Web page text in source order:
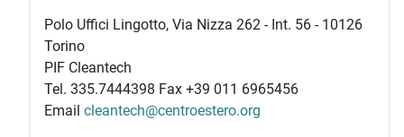
Polo Uffici Lingotto, Via Nizza 262 - Int. 56 - 10126
Torino
PIF Cleantech
Tel. 335.7444398 Fax +39 011 6965456
Email cleantech@centroestero.org